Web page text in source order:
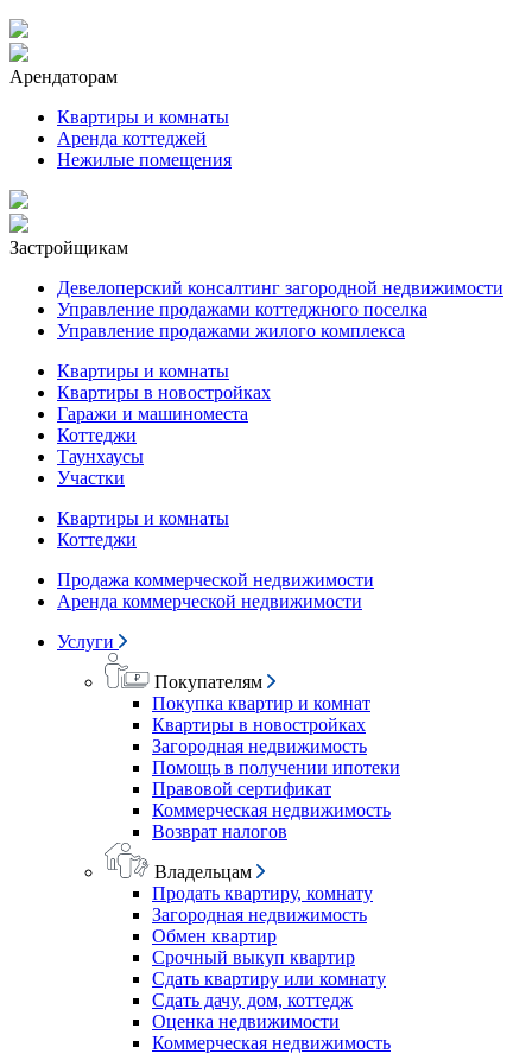
Арендаторам
Квартиры и комнаты
Аренда коттеджей
Нежилые помещения
Застройщикам
Девелоперский консалтинг загородной недвижимости
Управление продажами коттеджного поселка
Управление продажами жилого комплекса
Квартиры и комнаты
Квартиры в новостройках
Гаражи и машиноместа
Коттеджи
Таунхаусы
Участки
Квартиры и комнаты
Коттеджи
Продажа коммерческой недвижимости
Аренда коммерческой недвижимости
Услуги
Покупателям
Покупка квартир и комнат
Квартиры в новостройках
Загородная недвижимость
Помощь в получении ипотеки
Правовой сертификат
Коммерческая недвижимость
Возврат налогов
Владельцам
Продать квартиру, комнату
Загородная недвижимость
Обмен квартир
Срочный выкуп квартир
Сдать квартиру или комнату
Сдать дачу, дом, коттедж
Оценка недвижимости
Коммерческая недвижимость